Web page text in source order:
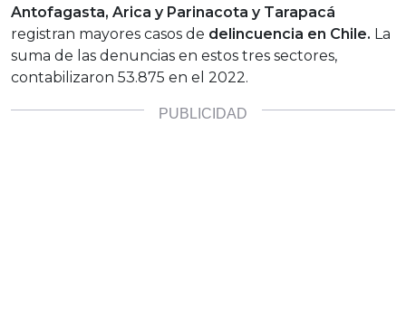
Antofagasta, Arica y Parinacota y Tarapacá
registran mayores casos de delincuencia en Chile. La
suma de las denuncias en estos tres sectores,
contabilizaron 53.875 en el 2022.